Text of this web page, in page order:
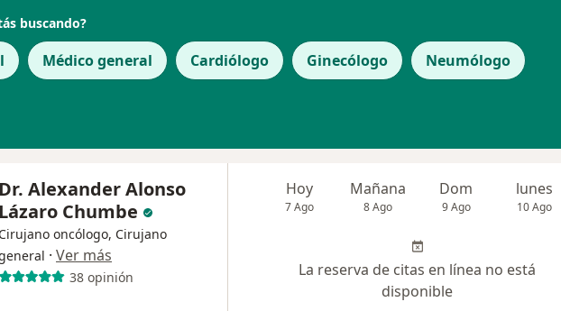
buscando?
Médico general Cardiólogo Ginecólogo Neumólogo
Dr. Alexander Alonso
Lázaro Chumbe
Cirujano oncólogo, Cirujano
· Ver más
38 opinión
Hoy
7 Ago
Mañana
8 Ago
Dom
9 Ago
lunes
10 Ago
La reserva de citas en línea no está
disponible